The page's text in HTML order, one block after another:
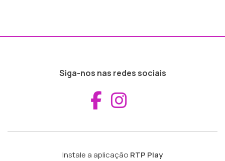
Siga-nos nas redes sociais
Aceder ao
Instale a aplicação RTP Play